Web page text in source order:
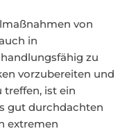
von
in
zu
vorzubereiten und
treffen, ist ein
gut durchdachten
extremen